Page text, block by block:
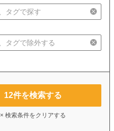
12件を検索する
× 検索条件をクリアする